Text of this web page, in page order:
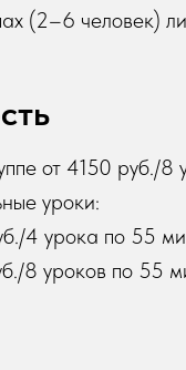
(2–6 человек)
от 4150 руб./
уроки:
4 урока по 55
8 уроков по 55